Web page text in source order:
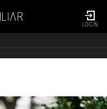
LOGIN